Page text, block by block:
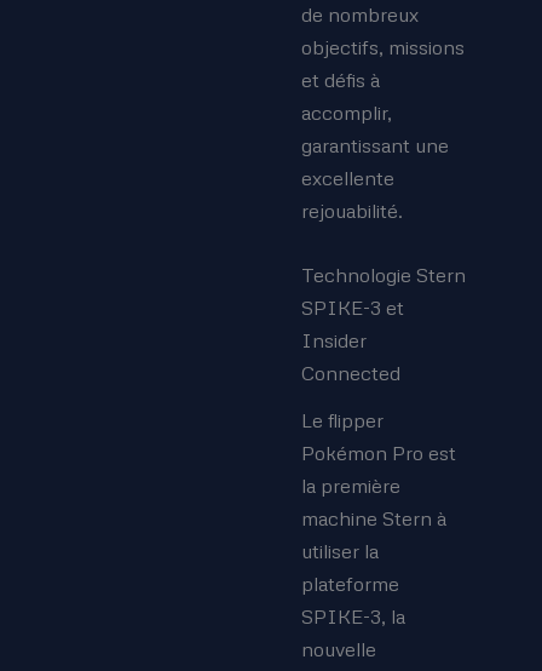
de nombreux
objectifs, missions
et défis à
accomplir,
garantissant une
excellente
rejouabilité.
Technologie Stern
SPIKE-3 et
Insider
Connected
Le flipper
Pokémon Pro est
la première
machine Stern à
utiliser la
plateforme
SPIKE-3, la
nouvelle